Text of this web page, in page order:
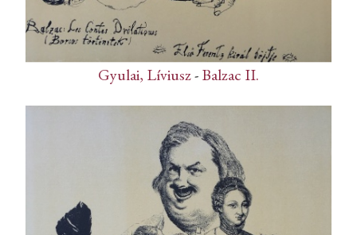
Gyulai, Líviusz-Balzac II.